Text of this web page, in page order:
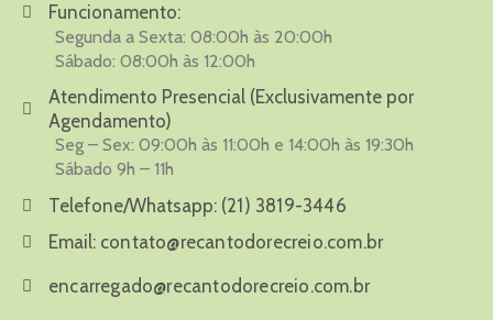
Funcionamento:
Segunda a Sexta: 08:00h às 20:00h
Sábado: 08:00h às 12:00h
Atendimento Presencial (Exclusivamente por
Agendamento)
Seg – Sex: 09:00h às 11:00h e 14:00h às 19:30h
Sábado 9h – 11h
Telefone/Whatsapp: (21) 3819-3446
Email: contato@recantodorecreio.com.br
encarregado@recantodorecreio.com.br